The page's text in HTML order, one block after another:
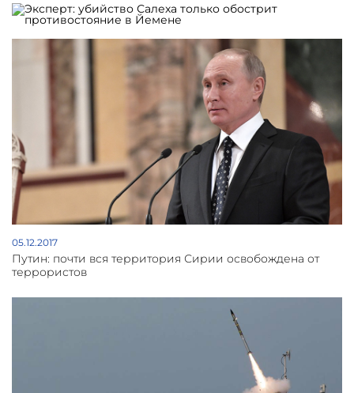
мирное урегулирование стало еще меньше. Али
Абдалла Салех погиб, когда вместе с другими
руководителями возглавляемой им партии пытался на
машине добраться до провинции Маариб. Как сообщил
эмиратский телеканал Sky News Arabia со ссылкой на
военные источники, Салеха убили мятежники-хуситы в
населенном пункте Сунхан вблизи Саны.
05.12.2017
Путин: почти вся территория Сирии освобождена от
террористов